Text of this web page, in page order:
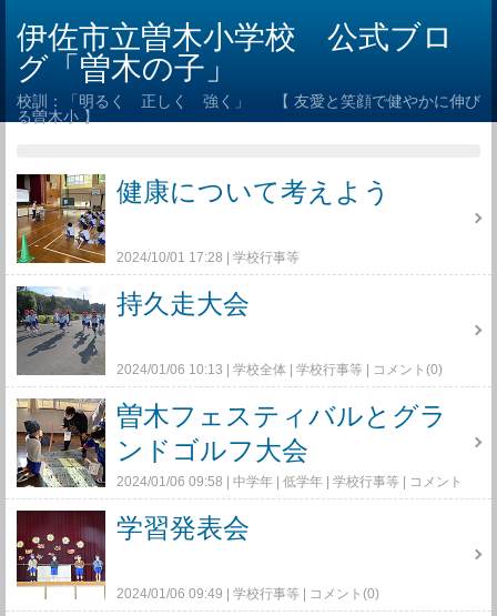
伊佐市立曽木小学校 公式ブロ
グ「曽木の子」
校訓：「明るく 正しく 強く」 【 友愛と笑顔で健やかに伸び
る曽木小 】
健康について考えよう
2024/10/01 17:28 学校行事等
持久走大会
2024/01/06 10:13 学校全体 学校行事等 コメント(0)
曽木フェスティバルとグラ
ンドゴルフ大会
2024/01/06 09:58 中学年 低学年 学校行事等
コメント
(0)
学習発表会
2024/01/06 09:49 学校行事等 コメント(0)